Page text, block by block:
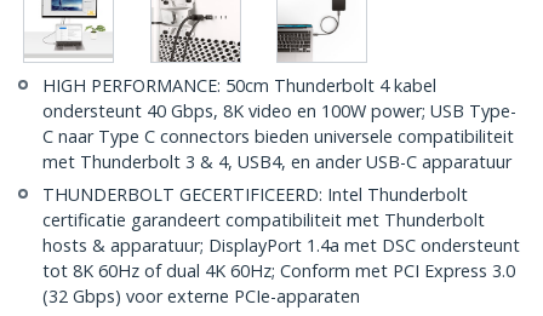
HIGH PERFORMANCE: 50cm Thunderbolt 4 kabel
ondersteunt 40 Gbps, 8K video en 100W power; USB Type-
C naar Type C connectors bieden universele compatibiliteit
met Thunderbolt 3 & 4, USB4, en ander USB-C apparatuur
THUNDERBOLT GECERTIFICEERD: Intel Thunderbolt
certificatie garandeert compatibiliteit met Thunderbolt
hosts & apparatuur; DisplayPort 1.4a met DSC ondersteunt
tot 8K 60Hz of dual 4K 60Hz; Conform met PCI Express 3.0
(32 Gbps) voor externe PCIe-apparaten